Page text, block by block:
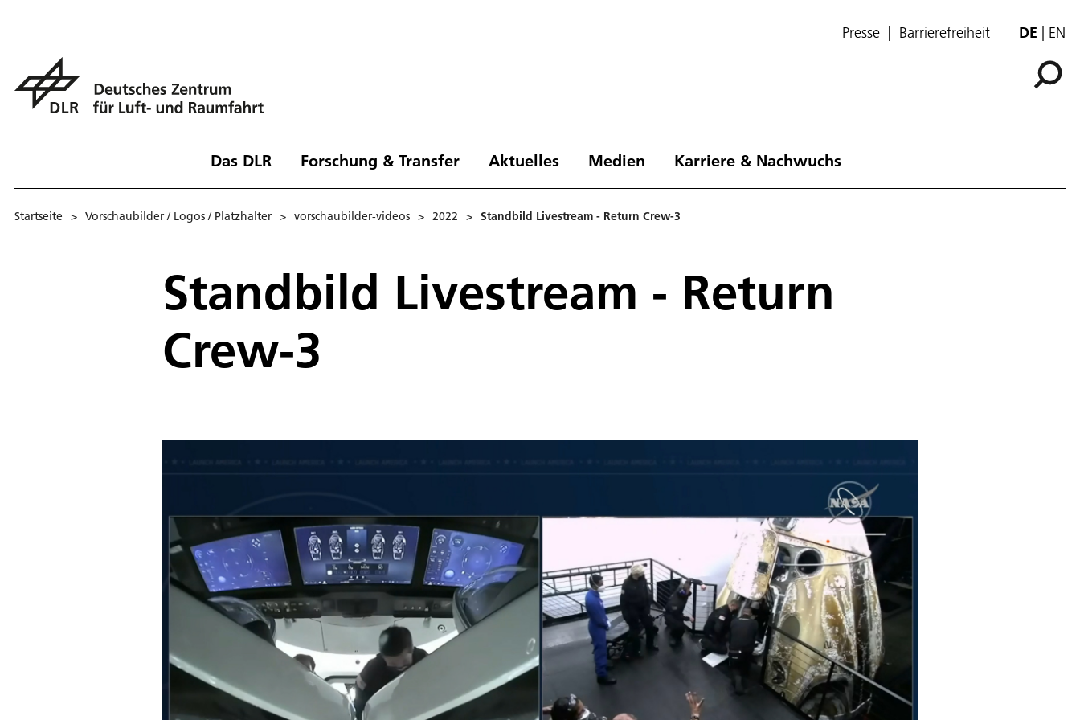
Presse Barrierefreiheit DE EN
Das DLR Forschung & Transfer Aktuelles Medien Karriere & Nachwuchs
Startseite > Vorschaubilder / Logos / Platzhalter > vorschaubilder-videos > 2022 > Standbild Livestream - Return Crew-3
Standbild Livestream - Return
Crew-3